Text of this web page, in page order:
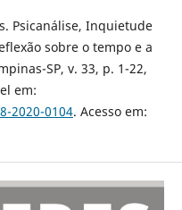
Psicanálise, Inquietude
sobre o tempo e a
SP, v. 33, p. 1-22,
em:
2020-0104. Acesso em: